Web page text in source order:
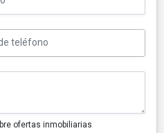
ofertas inmobiliarias